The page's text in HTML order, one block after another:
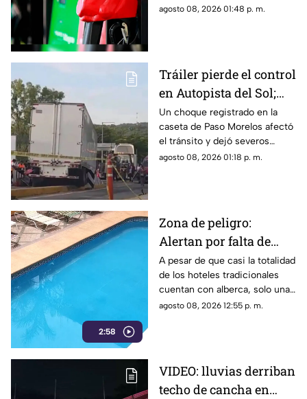
con las tarifas más accesibles
agosto 08, 2026 01:48 p. m.
Tráiler pierde el control
en Autopista del Sol;
fallece una persona
Un choque registrado en la
caseta de Paso Morelos afectó
el tránsito y dejó severos
daños; este fue el saldo.
agosto 08, 2026 01:18 p. m.
2:58
Zona de peligro:
Alertan por falta de
medidas de seguridad
en albercas de hoteles
tradicionales
A pesar de que casi la totalidad
de los hoteles tradicionales
cuentan con alberca, solo una
mínima parte dispone de
agosto 08, 2026 12:55 p. m.
VIDEO: lluvias derriban
techo de cancha en